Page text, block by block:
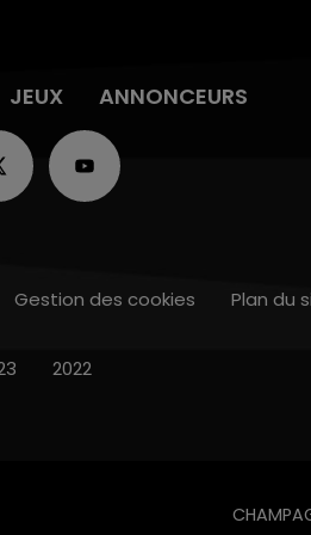
JEUX ANNONCEURS
Gestion des cookies Plan du
2022